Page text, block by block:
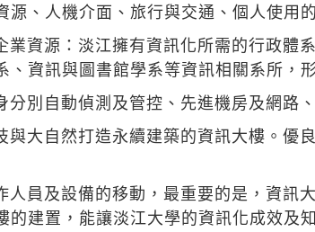
、人機介面、旅行與交通、個人使用
業資源：淡江擁有資訊化所需的行政體
、資訊與圖書館學系等資訊相關系所，
別自動偵測及管控、先進機房及網路
與大自然打造永續建築的資訊大樓。優
人員及設備的移動，最重要的是，資訊
建置，能讓淡江大學的資訊化成效及